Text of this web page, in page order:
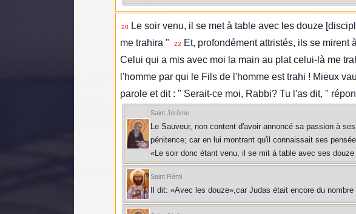
20 Le soir venu, il se met à table avec les douze
me trahira "
22 Et, profondément attristés, ils se
Celui qui a mis avec moi la main au plat celui-là me
l'homme par qui le Fils de l'homme est trahi ! Mieux
parole et dit : " Serait-ce moi, Rabbi? Tu l'as dit, "
Saint Jérôme
Le Sauveur, non content d'avoir annoncé sa passion à
pénitence; car en lui montrant qu'il connaissait ses
«Le soir donc étant venu, il se mit à table avec ses
Saint Rémi
Il dit: «Avec les douze»,car Judas était encore du